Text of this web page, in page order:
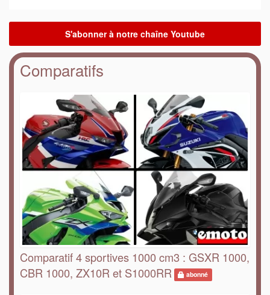
Comparatifs
Comparatif 4 sportives 1000 cm3 : GSXR 1000,
CBR 1000, ZX10R et S1000RR
abonné